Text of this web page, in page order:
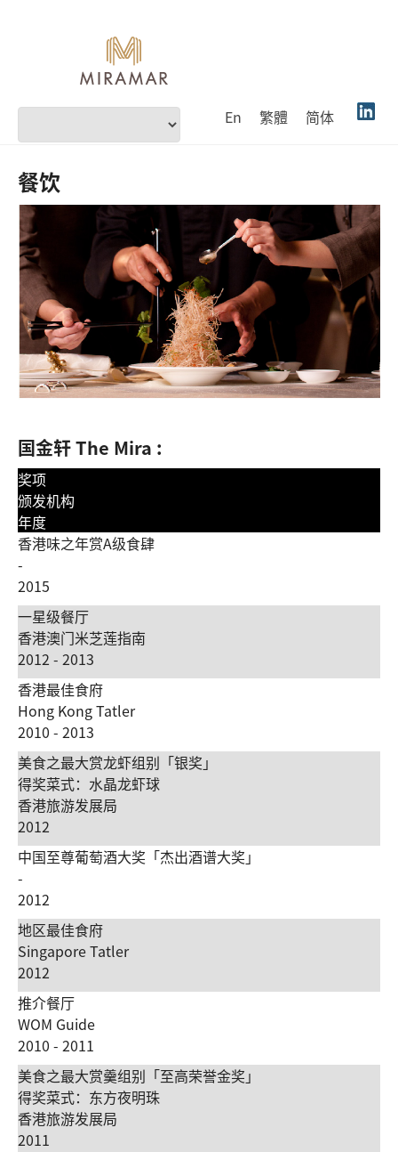
En 繁體 简体
餐饮
国金轩 The Mira :
奖项
颁发机构
年度
香港味之年赏A级食肆
-
2015
一星级餐厅
香港澳门米芝莲指南
2012 - 2013
香港最佳食府
Hong Kong Tatler
2010 - 2013
美食之最大赏龙虾组别「银奖」
得奖菜式：水晶龙虾球
香港旅游发展局
2012
中国至尊葡萄酒大奖「杰出酒谱大奖」
-
2012
地区最佳食府
Singapore Tatler
2012
推介餐厅
WOM Guide
2010 - 2011
美食之最大赏羹组别「至高荣誉金奖」
得奖菜式：东方夜明珠
香港旅游发展局
2011